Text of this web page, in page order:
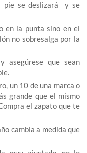
pie se deslizará y se
en la punta sino en el
no sobresalga por la
asegúrese que sean
un 10 de una marca o
grande que el mismo
el zapato que te
cambia a medida que